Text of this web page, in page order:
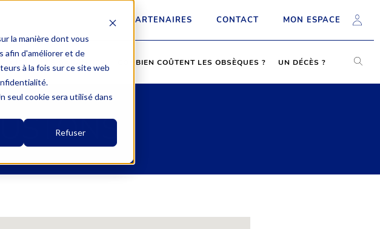
la manière dont vous
afin d'améliorer et de
à la fois sur ce site web
seul cookie sera utilisé dans
Refuser
PARTENAIRES CONTACT MON ESPACE
COMBIEN COÛTENT LES OBSÈQUES ? UN DÉCÈS ?